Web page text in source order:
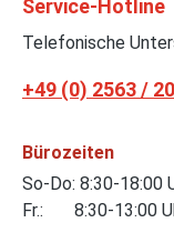
Service-Hotline
Telefonische
+49 (0) 2563 /
Bürozeiten
So-Do: 8:30-18:00
Fr.: 8:30-13:00